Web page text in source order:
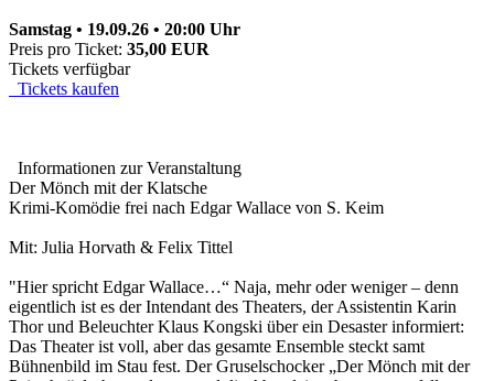
Samstag • 19.09.26 • 20:00 Uhr
Preis pro Ticket: 35,00 EUR
Tickets verfügbar
Tickets kaufen
Informationen zur Veranstaltung
Der Mönch mit der Klatsche
Krimi-Komödie frei nach Edgar Wallace von S. Keim
Mit: Julia Horvath & Felix Tittel
"Hier spricht Edgar Wallace…“ Naja, mehr oder weniger – denn
eigentlich ist es der Intendant des Theaters, der Assistentin Karin
Thor und Beleuchter Klaus Kongski über ein Desaster informiert:
Das Theater ist voll, aber das gesamte Ensemble steckt samt
Bühnenbild im Stau fest. Der Gruselschocker „Der Mönch mit der